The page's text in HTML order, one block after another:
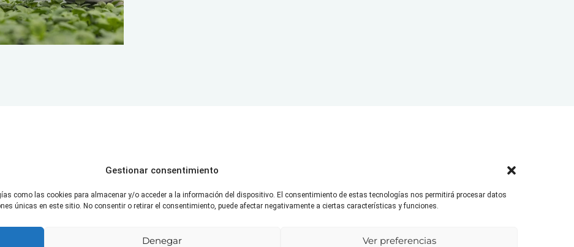
Gestionar consentimiento
como las cookies para almacenar y/o acceder a la información del dispositivo. El consentimiento de estas tecnologías nos permitirá procesar datos
únicas en este sitio. No consentir o retirar el consentimiento, puede afectar negativamente a ciertas características y funciones.
Denegar Ver preferencias
Nuestro catálogo
nuestras plantas